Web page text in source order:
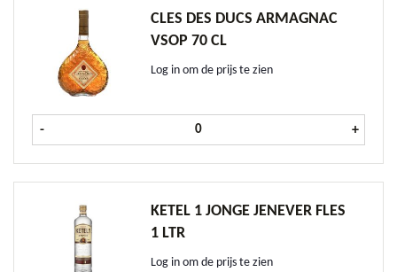
CLES DES DUCS ARMAGNAC
VSOP 70 CL
Log in om de prijs te zien
- Cles des Ducs Armagnac VSOP 70
+
KETEL 1 JONGE JENEVER FLES
1 LTR
Log in om de prijs te zien